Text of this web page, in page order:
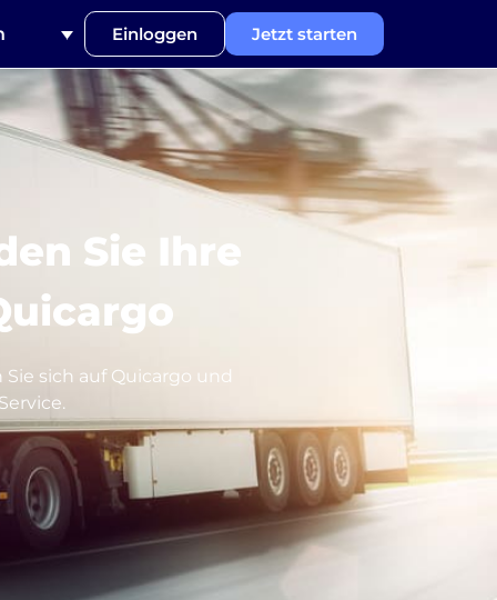
Einloggen Jetzt starten
Sie Ihre
sich auf Quicargo und